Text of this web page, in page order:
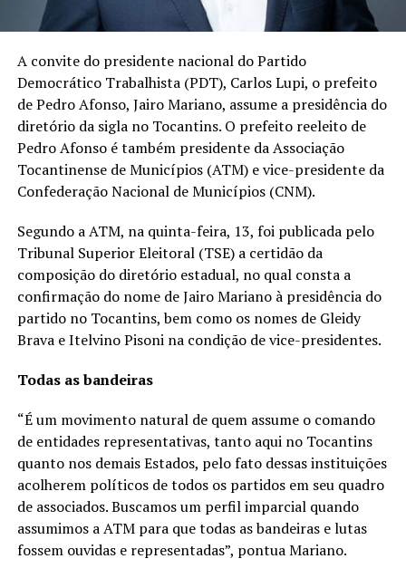
A convite do presidente nacional do Partido
Democrático Trabalhista (PDT), Carlos Lupi, o prefeito
de Pedro Afonso, Jairo Mariano, assume a presidência do
diretório da sigla no Tocantins. O prefeito reeleito de
Pedro Afonso é também presidente da Associação
Tocantinense de Municípios (ATM) e vice-presidente da
Confederação Nacional de Municípios (CNM).
Segundo a ATM, na quinta-feira, 13, foi publicada pelo
Tribunal Superior Eleitoral (TSE) a certidão da
composição do diretório estadual, no qual consta a
confirmação do nome de Jairo Mariano à presidência do
partido no Tocantins, bem como os nomes de Gleidy
Brava e Itelvino Pisoni na condição de vice-presidentes.
Todas as bandeiras
“É um movimento natural de quem assume o comando
de entidades representativas, tanto aqui no Tocantins
quanto nos demais Estados, pelo fato dessas instituições
acolherem políticos de todos os partidos em seu quadro
de associados. Buscamos um perfil imparcial quando
assumimos a ATM para que todas as bandeiras e lutas
fossem ouvidas e representadas”, pontua Mariano.